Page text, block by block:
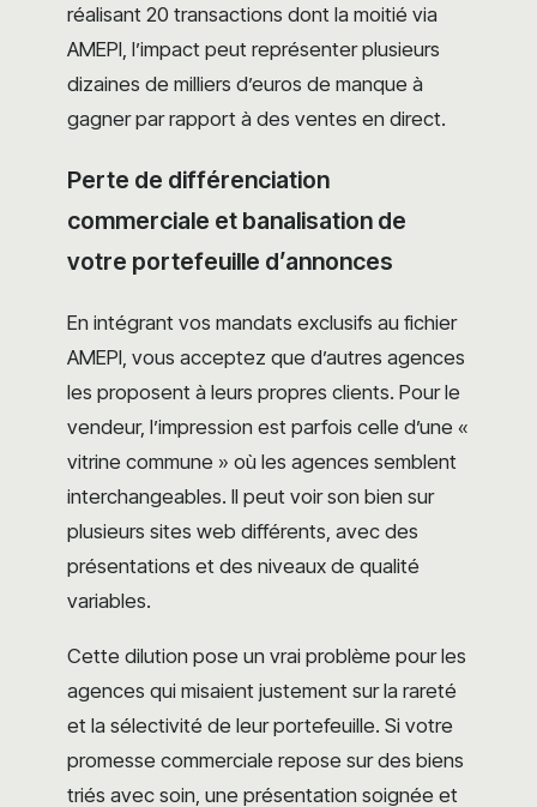
réalisant 20 transactions dont la moitié via
AMEPI, l’impact peut représenter plusieurs
dizaines de milliers d’euros de manque à
gagner par rapport à des ventes en direct.
Perte de différenciation
commerciale et banalisation de
votre portefeuille d’annonces
En intégrant vos mandats exclusifs au fichier
AMEPI, vous acceptez que d’autres agences
les proposent à leurs propres clients. Pour le
vendeur, l’impression est parfois celle d’une «
vitrine commune » où les agences semblent
interchangeables. Il peut voir son bien sur
plusieurs sites web différents, avec des
présentations et des niveaux de qualité
variables.
Cette dilution pose un vrai problème pour les
agences qui misaient justement sur la rareté
et la sélectivité de leur portefeuille. Si votre
promesse commerciale repose sur des biens
triés avec soin, une présentation soignée et